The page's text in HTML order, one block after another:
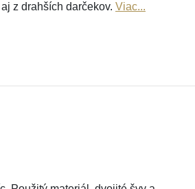
z drahších darčekov. Viac...